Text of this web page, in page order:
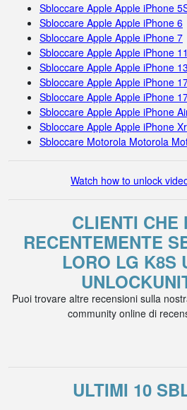
Sbloccare Apple Apple iPhone
Sbloccare Apple Apple iPhone 6
Sbloccare Apple Apple iPhone 7
Sbloccare Apple Apple iPhone
Sbloccare Apple Apple iPhone
Sbloccare Apple Apple iPhone
Sbloccare Apple Apple iPhone
Sbloccare Apple Apple iPhone
Sbloccare Apple Apple iPhone Xr
Sbloccare Motorola Motorola
Watch how to unlock
CLIENTI CHE
RECENTEMENTE
LORO LG K8S
Puoi trovare altre recensioni sulla
community online di
ULTIMI 10